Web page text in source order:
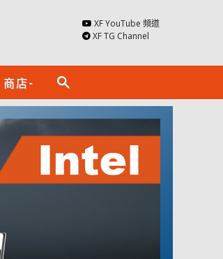
XF YouTube 頻道
XF TG Channel
商店- search